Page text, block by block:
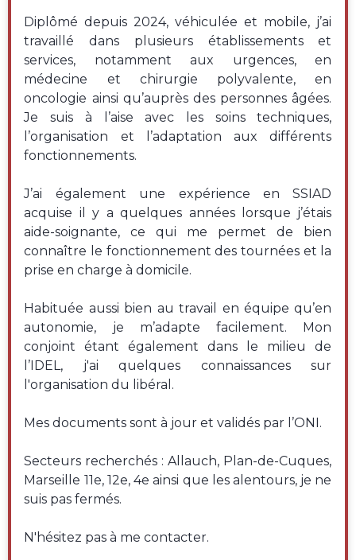
Diplômé depuis 2024, véhiculée et mobile, j’ai
travaillé dans plusieurs établissements et
services, notamment aux urgences, en
médecine et chirurgie polyvalente, en
oncologie ainsi qu’auprès des personnes âgées.
Je suis à l’aise avec les soins techniques,
l’organisation et l’adaptation aux différents
fonctionnements.
J’ai également une expérience en SSIAD
acquise il y a quelques années lorsque j’étais
aide-soignante, ce qui me permet de bien
connaître le fonctionnement des tournées et la
prise en charge à domicile.
Habituée aussi bien au travail en équipe qu’en
autonomie, je m’adapte facilement. Mon
conjoint étant également dans le milieu de
l’IDEL, j'ai quelques connaissances sur
l'organisation du libéral.
Mes documents sont à jour et validés par l’ONI.
Secteurs recherchés : Allauch, Plan-de-Cuques,
Marseille 11e, 12e, 4e ainsi que les alentours, je ne
suis pas fermés.
N'hésitez pas à me contacter.